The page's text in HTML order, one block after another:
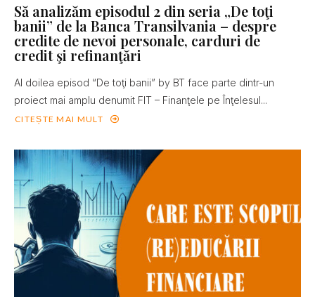
Să analizăm episodul 2 din seria „De toţi
banii” de la Banca Transilvania – despre
credite de nevoi personale, carduri de
credit şi refinanţări
Al doilea episod “De toţi banii” by BT face parte dintr-un
proiect mai amplu denumit FIT – Finanţele pe Înţelesul...
CITEȘTE MAI MULT